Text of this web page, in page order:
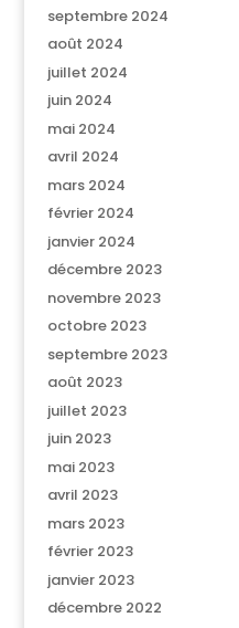
septembre 2024
août 2024
juillet 2024
juin 2024
mai 2024
avril 2024
mars 2024
février 2024
janvier 2024
décembre 2023
novembre 2023
octobre 2023
septembre 2023
août 2023
juillet 2023
juin 2023
mai 2023
avril 2023
mars 2023
février 2023
janvier 2023
décembre 2022